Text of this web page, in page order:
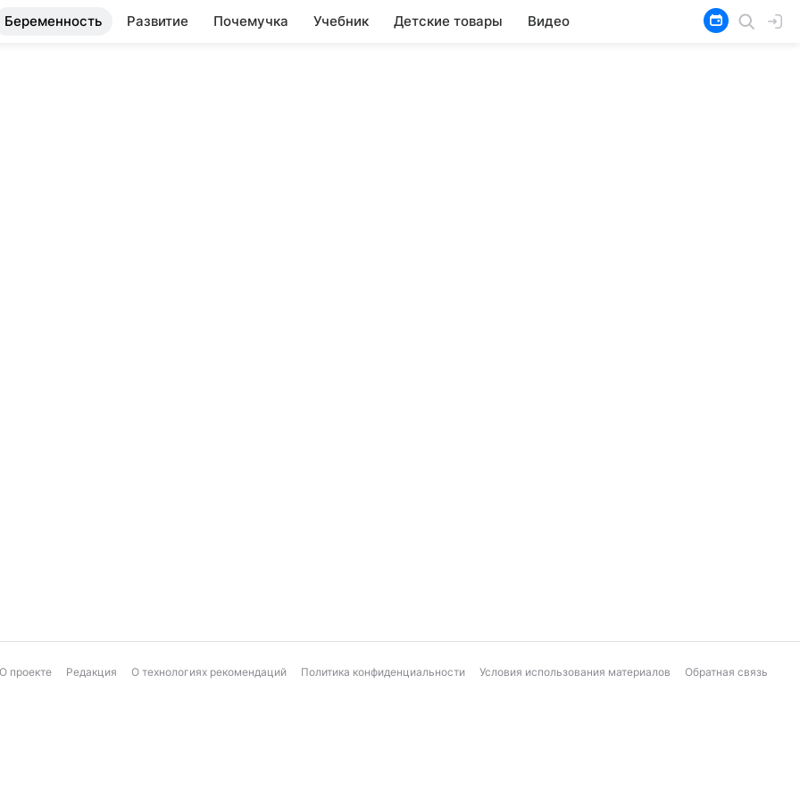
Беременность Развитие Почемучка Учебник Детские товары Видео
О проекте Редакция О технологиях рекомендаций Политика конфиденциальности Условия использования материалов Обратная связь